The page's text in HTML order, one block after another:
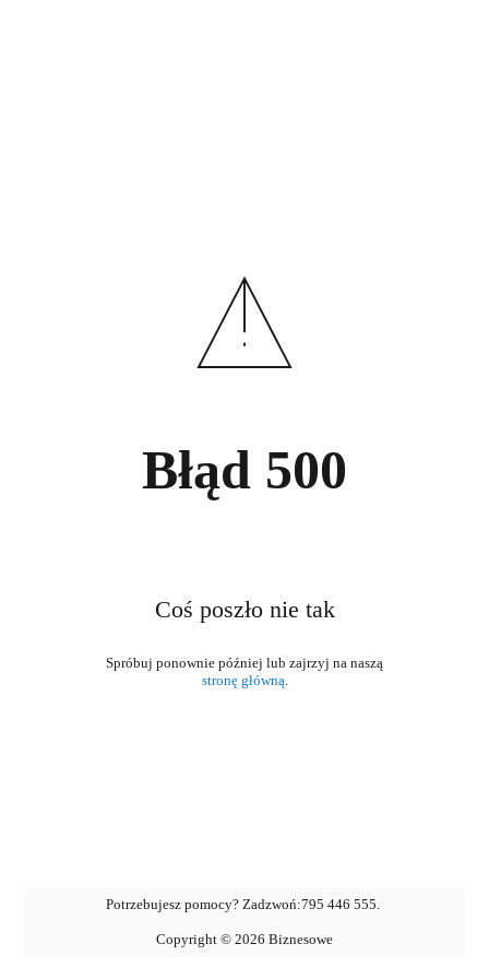
Błąd 500
Coś poszło nie tak
stronę główną.
Potrzebujesz pomocy? Zadzwoń:795 446 555.
Copyright © 2026 Biznesowe